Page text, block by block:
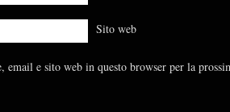
Sito web
email e sito web in questo browser per la